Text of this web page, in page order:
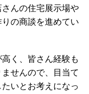
んの住宅展示場や
の商談を進めてい
く、皆さん経験も
せんので、目当て
いとお考えになっ